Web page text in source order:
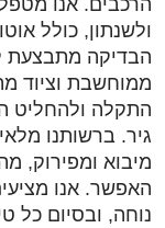
הבדיקה מתבצעת
ממוחשבת וציוד
התקלה ולהחליט
גיר. ברשותנו
מיבוא ומפירוק,
האפשר. אנו
נוחה, ובסיום כל